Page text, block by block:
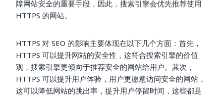
障网站安全的重要手段，因此，搜索引擎会优先推荐使用
HTTPS 的网站。
HTTPS 对 SEO 的影响主要体现在以下几个方面：首先，
HTTPS 可以提升网站的安全性，这符合搜索引擎的价值
观，搜索引擎更倾向于推荐安全的网站给用户。其次，
HTTPS 可以提升用户体验，用户更愿意访问安全的网站，
这可以降低网站的跳出率，提升用户停留时间，这些都是